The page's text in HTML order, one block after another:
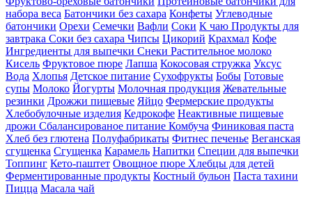
набора веса Батончики без сахара Конфеты Углеводные
батончики Орехи Семечки Вафли Соки К чаю Продукты для
завтрака Соки без сахара Чипсы Цикорий Крахмал Кофе
Ингредиенты для выпечки Снеки Растительное молоко
Кисель Фруктовое пюре Лапша Кокосовая стружка Уксус
Вода Хлопья Детское питание Сухофрукты Бобы Готовые
супы Молоко Йогурты Молочная продукция Жевательные
резинки Дрожжи пищевые Яйцо Фермерские продукты
Хлебобулочные изделия Кедрокофе Неактивные пищевые
дрожи Сбалансированое питание Комбуча Финиковая паста
Хлеб без глютена Полуфабрикаты Фитнес печенье Веганская
сгущенка Сгущенка Карамель Напитки Специи для выпечки
Топпинг Кето-паштет Овощное пюре Хлебцы для детей
Ферментированные продукты Костный бульон Паста тахини
Пицца Масала чай